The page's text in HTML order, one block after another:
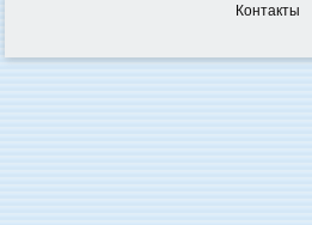
Контакты